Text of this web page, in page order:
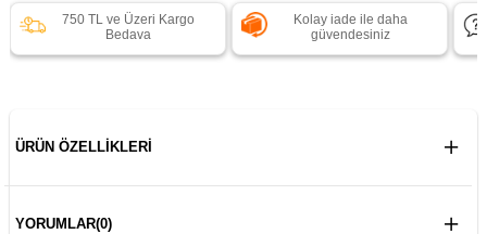
750 TL ve Üzeri Kargo
Bedava
Kolay iade ile daha
güvendesiniz
ÜRÜN ÖZELLIKLERI
YORUMLAR(0)